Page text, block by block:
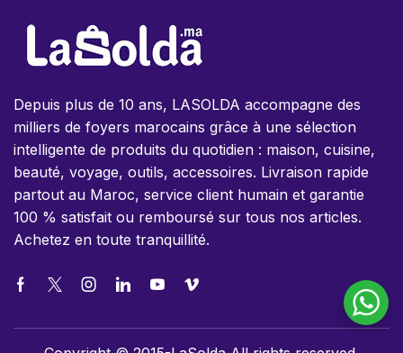
Depuis plus de 10 ans, LASOLDA accompagne des
milliers de foyers marocains grâce à une sélection
intelligente de produits du quotidien : maison, cuisine,
beauté, voyage, outils, accessoires. Livraison rapide
partout au Maroc, service client humain et garantie
100 % satisfait ou remboursé sur tous nos articles.
Achetez en toute tranquillité.